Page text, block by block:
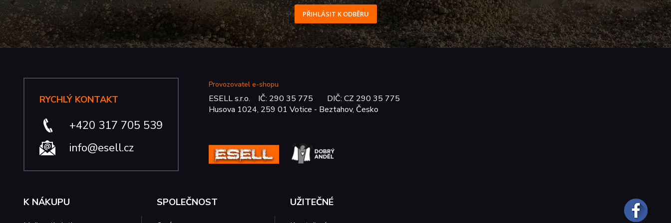
PŘIHLÁSIT K ODBĚRU
RYCHLÝ KONTAKT
+420 317 705 539
info@esell.cz
Provozovatel e-shopu
ESELL s.r.o. IČ: 290 35 775 DIČ: CZ 290 35 775
Husova 1024, 259 01 Votice - Beztahov, Česko
K NÁKUPU SPOLEČNOST UŽITEČNÉ